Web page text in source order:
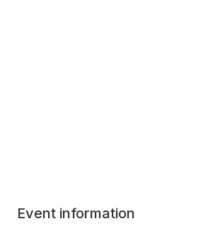
Event information